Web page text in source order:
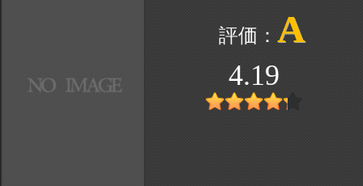
A
4.19